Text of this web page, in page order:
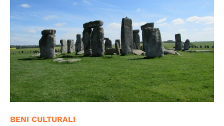
BENI CULTURALI